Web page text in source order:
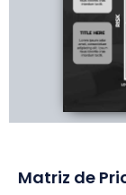
Matriz de